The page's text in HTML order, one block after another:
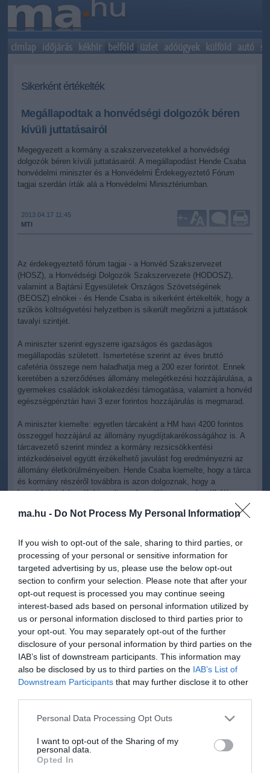
ma.hu - Do Not Process My Personal Information
If you wish to opt-out of the sale, sharing to third parties, or
processing of your personal or sensitive information for
targeted advertising by us, please use the below opt-out
section to confirm your selection. Please note that after your
opt-out request is processed you may continue seeing
interest-based ads based on personal information utilized by
us or personal information disclosed to third parties prior to
your opt-out. You may separately opt-out of the further
disclosure of your personal information by third parties on the
IAB’s list of downstream participants. This information may
also be disclosed by us to third parties on the IAB’s List of
Downstream Participants that may further disclose it to other
Please note that this website/app uses one or more Google
not limited to your visit or usage behaviour. You may click to
grant or deny consent to Google and its third-party tags to
use your data for below specified purposes in below Google
Personal Data Processing Opt Outs
I want to opt-out of the Sharing of my
personal data.
Opted In
címlap időjárás kékhír belföld üzlet adóügyek külföld autó
Sikerként értékelték
Megállapodtak a honvédségi dolgozók béren
kívüli juttatásairól
Megegyezett a kormány a szakszervezetekkel a honvédségi
dolgozók béren kívüli juttatásairól. A megállapodást Hende Csaba
honvédelmi miniszter és a Honvédelmi Érdekegyeztető Fórum
tagjai szerdán írták alá a Honvédelmi Minisztériumban.
2013.04.17 11:45
MTI
+-
Az érdekegyeztető fórum tagjai - a Honvéd Szakszervezet
(HOSZ), a Honvédségi Dolgozók Szakszervezete (HODOSZ),
valamint a Bajtársi Egyesületek Országos Szövetségének
(BEOSZ) elnökei - és Hende Csaba is sikerként értékelték, hogy a
szűkös költségvetési helyzetben is sikerült megőrizni a juttatások
tavalyi szintjét.
A miniszter szerint egyszerre igazságos és gazdaságos
megállapodás született. Ismertetése szerint az éves bruttó
cafetéria összege nem haladhatja meg a 200 ezer forintot. Ennek
keretében a szerződéses állomány melegétkezési hozzájárulása, a
gyermekes családok iskolakezdési támogatása, valamint a honvéd
egészségpénztári havi 3 ezer forintos hozzájárulás is megmarad.
A miniszter kiemelte: egyetlen tárcaként a HM havi 4200 forintos
összeggel hozzájárul az állomány nyugdíjtakarékosságához is. A
tárcavezető szerint mindez a kormány rezsicsökkentési
intézkedéseivel együtt érzékelhető javulást fog eredményezni az
állomány életkörülményeiben. Hende Csaba kiemelte, hogy a tárca
és kormány részéről továbbra is azon dolgoznak, hogy a
honvédségi dolgozók kiemelt megbecsülése a munkavállalók
állampolgárok" szerződésük értelmében egészségük és életük
kockáztatásával járó különleges közszolgálati feladatot látnak el.
Üdvözlik azokat a juttatásokat, amelyek az állomány
mindennapjait segítik - tette hozzá. Czövek János, a HOSZ elnöke
elmondta: három hónapos kemény egyeztetésen vannak túl a
béren kívüli tárgyalások vonatkozásában.
Kiemelte: a tárca szakszervezetük javaslatainak nagy részét
bedolgozta a megállapodásba, ezért azt elfogadták. Ezzel együtt
viszont jelezte, hogy a megállapodásnak vannak nyertesei, de
vesztesei is. Ugyanis a megállapodás az alacsonyabb jövedelmű
dolgozók számára növekedést, míg az állomány magasabb
jövedelmű tagjainak csökkenést jelenthet a béren kívüli
juttatásokban. A HOSZ elnöke hangsúlyozta továbbá: azt
szeretnék, ha megkezdődnének az állomány által 11 éve várt, bér-
illetményét 2008-ban emelték, azóta elvesztették 13. havi
juttatásukat, valamint üdülési támogatásukat is. Ezért a HODOSZ
is folytatja a bérharcot - mondta az elnök.